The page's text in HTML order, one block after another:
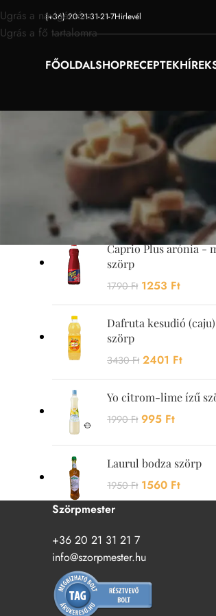
Ugrás a navigációra
Ugrás a fő tartalomra
(+36) 20-21-31-21-7Hirlevél
FŐOLDALSHOPRECEPTEKHÍREK
AKCIÓS TERMÉKEK
Caprio Plus mangó
1790Ft 1253
Caprio Plus arónia -
szörp
1790Ft 1253 Ft
Dafruta kesudió
szörp
3430Ft 2401 Ft
Yo citrom-lime ízű
1990Ft 995 Ft
Laurul bodza szörp
1950Ft 1560 Ft
Szörpmester
+36 20 21 31 21 7
info@szorpmester.hu